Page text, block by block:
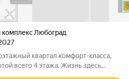
Любоград
всего 4 этажа. Жизнь здесь